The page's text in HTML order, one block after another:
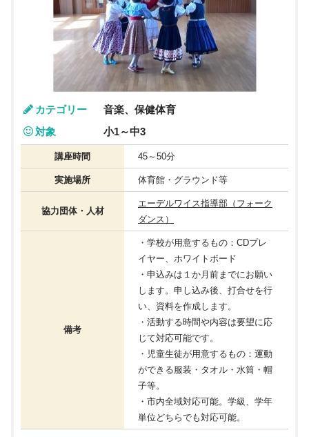
カテゴリー
音楽、保健体育
対象
小1～中3
講座時間 45～50分
実施場所 体育館・グラウンド等
協力団体・人材
エーデルワイス指導部（フォーク
ダンス）
備考
・学校が用意するもの：CDプレ
イヤー、ホワイトボード
・申込みは１か月前までにお願い
します。申し込み後、打合せを行
い、資料を作成します。
・活動する時間や内容は要望に応
じて対応可能です。
・児童生徒が用意するもの：運動
ができる服装・タオル・水筒・帽
子等。
・市内全域対応可能。学級、学年
単位どちらでも対応可能。